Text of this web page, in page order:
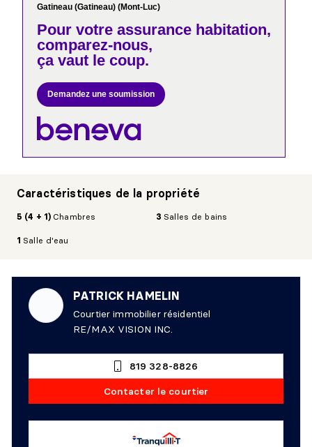
Gatineau (Gatineau) (Mont-Luc)
Pour votre assurance habitation,
comparez-nous,
ça vaut le coup.
Demandez une soumission
Caractéristiques de la propriété
5 (4 + 1) Chambres 3 Salles de bains
1 Salle d'eau
PATRICK HAMELIN
Courtier immobilier résidentiel
RE/MAX VISION INC.
819 328-8826
Contacter le courtier